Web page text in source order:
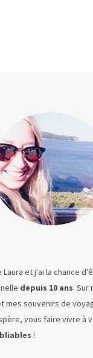
Laura et j'ai la chance
depuis 10 ans. Sur
mes souvenirs de
vous faire vivre à
!